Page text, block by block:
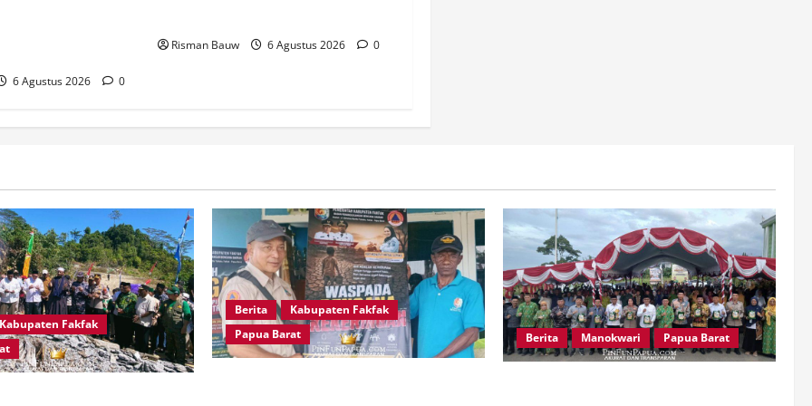
6 Agustus 2026 0
Risman Bauw 6 Agustus 2026 0
Kabupaten Fakfak
Berita
Kabupaten Fakfak
Papua Barat
Berita Manokwari Papua Barat